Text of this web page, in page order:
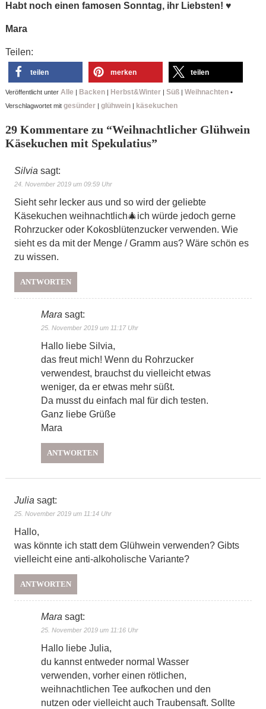
Habt noch einen famosen Sonntag, ihr Liebsten! ♥
Mara
Teilen:
teilen merken teilen
Veröffentlicht unter Alle | Backen| Herbst&Winter| Süß| Weihnachten•
Verschlagwortet mit gesünder| glühwein| käsekuchen
29 Kommentare zu “Weihnachtlicher Glühwein
Käsekuchen mit Spekulatius”
Silvia sagt:
24. November 2019 um 09:59 Uhr
Sieht sehr lecker aus und so wird der geliebte
Käsekuchen weihnachtlich🎄ich würde jedoch gerne
Rohrzucker oder Kokosblütenzucker verwenden. Wie
sieht es da mit der Menge / Gramm aus? Wäre schön es
zu wissen.
ANTWORTEN
Mara sagt:
25. November 2019 um 11:17 Uhr
Hallo liebe Silvia,
das freut mich! Wenn du Rohrzucker
verwendest, brauchst du vielleicht etwas
weniger, da er etwas mehr süßt.
Da musst du einfach mal für dich testen.
Ganz liebe Grüße
Mara
ANTWORTEN
Julia sagt:
25. November 2019 um 11:14 Uhr
Hallo,
was könnte ich statt dem Glühwein verwenden? Gibts
vielleicht eine anti-alkoholische Variante?
ANTWORTEN
Mara sagt:
25. November 2019 um 11:16 Uhr
Hallo liebe Julia,
du kannst entweder normal Wasser
verwenden, vorher einen rötlichen,
weihnachtlichen Tee aufkochen und den
nutzen oder vielleicht auch Traubensaft. Sollte